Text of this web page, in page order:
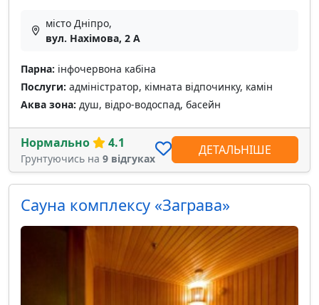
місто Дніпро,
вул. Нахімова, 2 А
Парна: інфочервона кабіна
Послуги: адміністратор, кімната відпочинку, камін
Аква зона: душ, відро-водоспад, басейн
Нормально 4.1
Грунтуючись на 9 відгуках
ДЕТАЛЬНІШЕ
Сауна комплексу «Заграва»